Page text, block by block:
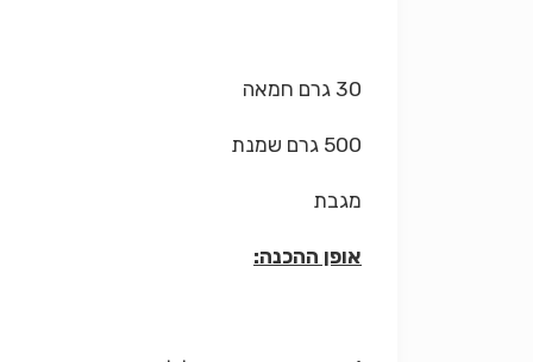
30 גרם חמאה
500 גרם שמנת
מגבת
אופן ההכנה: